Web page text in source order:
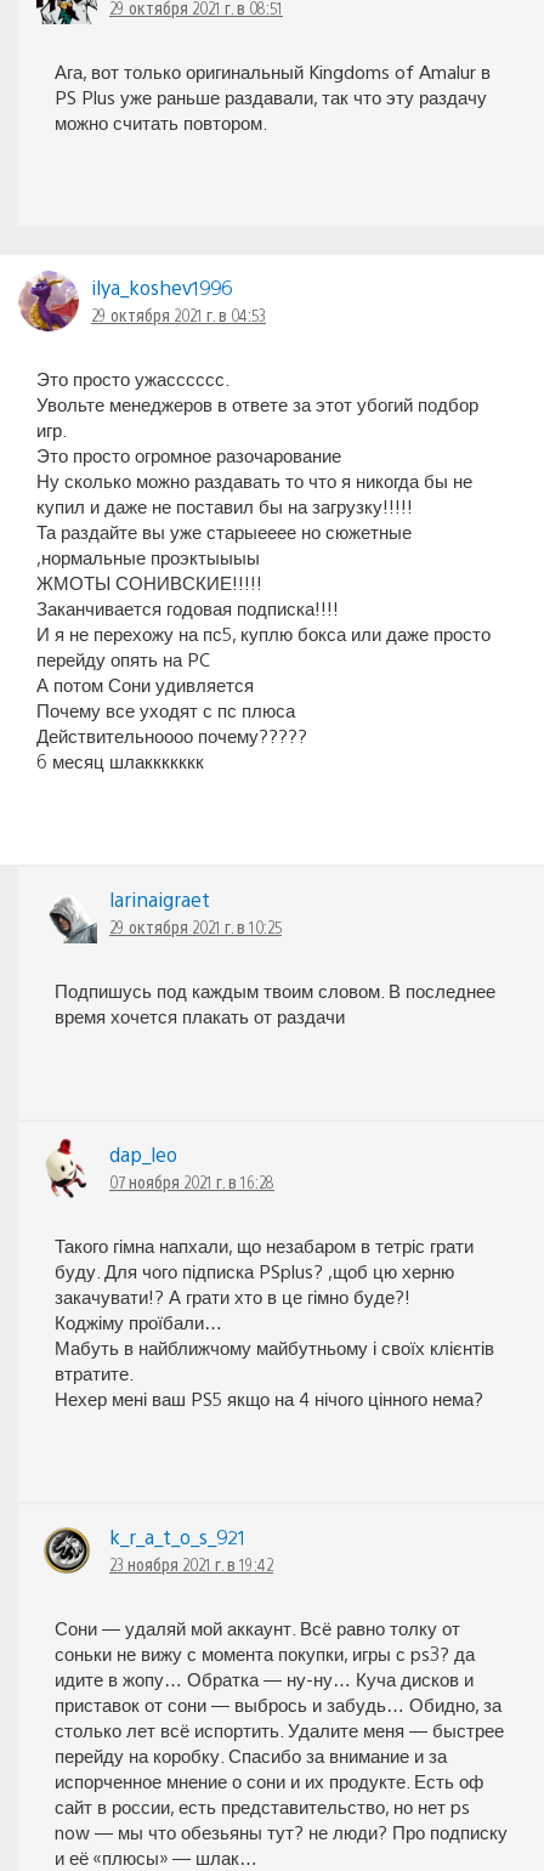
29 октября 2021 г. в 08:51
Ага, вот только оригинальный Kingdoms of Amalur в
PS Plus уже раньше раздавали, так что эту раздачу
можно считать повтором.
ilya_koshev1996
29 октября 2021 г. в 04:53
Это просто ужасссссс.
Увольте менеджеров в ответе за этот убогий подбор
игр.
Это просто огромное разочарование
Ну сколько можно раздавать то что я никогда бы не
купил и даже не поставил бы на загрузку!!!!!
Та раздайте вы уже старыееее но сюжетные
,нормальные проэктыыыы
ЖМОТЫ СОНИВСКИЕ!!!!!
Заканчивается годовая подписка!!!!
И я не перехожу на пс5, куплю бокса или даже просто
перейду опять на PC
А потом Сони удивляется
Почему все уходят с пс плюса
Действительноооо почему?????
6 месяц шлаккккккк
larinaigraet
29 октября 2021 г. в 10:25
Подпишусь под каждым твоим словом. В последнее
время хочется плакать от раздачи
dap_leo
07 ноября 2021 г. в 16:28
Такого гімна напхали, що незабаром в тетріс грати
буду. Для чого підписка PSplus? ,щоб цю херню
закачувати!? А грати хто в це гімно буде?!
Коджіму проїбали…
Мабуть в найближчому майбутньому і своїх клієнтів
втратите.
Нехер мені ваш PS5 якщо на 4 нічого цінного нема?
k_r_a_t_o_s_921
23 ноября 2021 г. в 19:42
Сони — удаляй мой аккаунт. Всё равно толку от
соньки не вижу с момента покупки, игры с ps3? да
идите в жопу… Обратка — ну-ну… Куча дисков и
приставок от сони — выбрось и забудь… Обидно, за
столько лет всё испортить. Удалите меня — быстрее
перейду на коробку. Спасибо за внимание и за
испорченное мнение о сони и их продукте. Есть оф
сайт в россии, есть представительство, но нет ps
now — мы что обезьяны тут? не люди? Про подписку
и её «плюсы» — шлак…